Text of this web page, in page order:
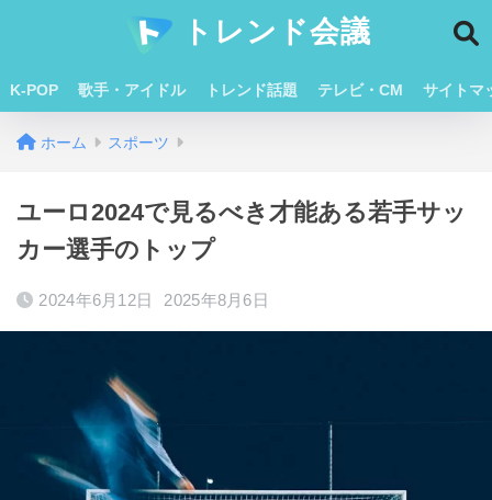
トレンド会議
K-POP 歌手・アイドル トレンド話題 テレビ・CM サイトマ
ホーム スポーツ
ユーロ2024で見るべき才能ある若手サッ
カー選手のトップ
2024年6月12日 2025年8月6日